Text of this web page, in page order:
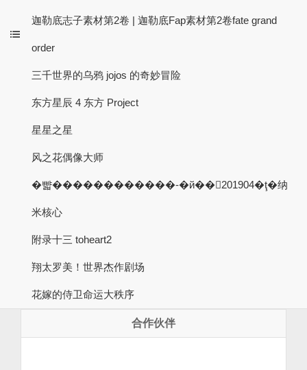
迦勒底志子素材第2卷 | 迦勒底Fap素材第2卷fate grand
order
三千世界的乌鸦 jojos 的奇妙冒险
东方星辰 4 东方 Project
星星之星
风之花偶像大师
�뺣������������-�й��201904�ţ�纳
米核心
附录十三 toheart2
翔太罗美！世界杰作剧场
花嫁的侍卫命运大秩序
合作伙伴